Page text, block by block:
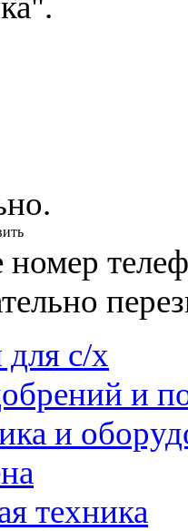
номер
с/х
и
и
техника